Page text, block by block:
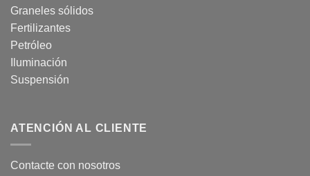
Graneles sólidos
Fertilizantes
Petróleo
Iluminación
Suspensión
ATENCIÓN AL CLIENTE
Contacte con nosotros